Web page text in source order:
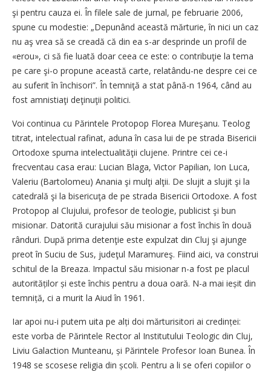
şi pentru cauza ei. În filele sale de jurnal, pe februarie 2006,
spune cu modestie: „Depunând această mărturie, în nici un caz
nu aş vrea să se creadă că din ea s-ar desprinde un profil de
«erou», ci să fie luată doar ceea ce este: o contribuţie la tema
pe care şi-o propune această carte, relatându-ne despre cei ce
au suferit în închisori”. În temniţă a stat până-n 1964, când au
fost amnistiaţi deţinuţii politici.
Voi continua cu Părintele Protopop Florea Mureşanu. Teolog
titrat, intelectual rafinat, aduna în casa lui de pe strada Bisericii
Ortodoxe spuma intelectualităţii clujene. Printre cei ce-i
frecventau casa erau: Lucian Blaga, Victor Papilian, Ion Luca,
Valeriu (Bartolomeu) Anania şi mulţi alţii. De slujit a slujit şi la
catedrală şi la bisericuţa de pe strada Bisericii Ortodoxe. A fost
Protopop al Clujului, profesor de teologie, publicist şi bun
misionar. Datorită curajului său misionar a fost închis în două
rânduri. După prima detenţie este expulzat din Cluj şi ajunge
preot în Suciu de Sus, judeţul Maramureş. Fiind aici, va construi
schitul de la Breaza. Impactul său misionar n-a fost pe placul
autorităților și este închis pentru a doua oară. N-a mai ieșit din
temniță, ci a murit la Aiud în 1961.
Iar apoi nu-i putem uita pe alți doi mărturisitori ai credinței:
este vorba de Părintele Rector al Institutului Teologic din Cluj,
Liviu Galaction Munteanu, și Părintele Profesor Ioan Bunea. În
1948 se scosese religia din școli. Pentru a li se oferi copiilor o